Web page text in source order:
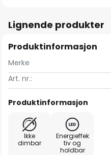
Lignende produkter
Produktinformasjon
Merke
Art. nr.:
Produktinformasjon
Ikke
dimbar
Energieffek
tiv og
holdbar